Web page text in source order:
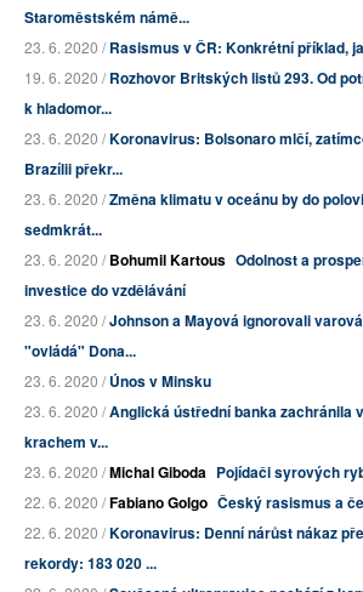
Staroměstském námě...
23. 6. 2020 /Rasismus v ČR: Konkrétní příklad,
19. 6. 2020 /Rozhovor Britských listů 293. Od
k hladomor...
23. 6. 2020 /Koronavirus: Bolsonaro mlčí,
Brazílii překr...
23. 6. 2020 /Změna klimatu v oceánu by do
sedmkrát...
23. 6. 2020 /Bohumil Kartous Odolnost a
investice do vzdělávání
23. 6. 2020 /Johnson a Mayová ignorovali
"ovládá" Dona...
23. 6. 2020 /Únos v Minsku
23. 6. 2020 /Anglická ústřední banka zachránila
krachem v...
23. 6. 2020 /Michal Giboda Pojídači syrových
22. 6. 2020 /Fabiano Golgo Český rasismus a
22. 6. 2020 /Koronavirus: Denní nárůst nákaz
rekordy: 183 020 ...